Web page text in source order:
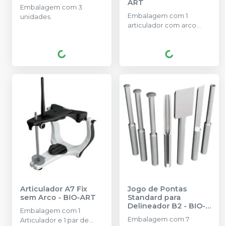
Embalagem com 3
unidades.
ART
Embalagem com 1
articulador com arco
Articulador A7 Fix
sem Arco - BIO-ART
Embalagem com 1
Articulador e 1 par de
Jogo de Pontas
Standard para
Delineador B2 - BIO-
ART
Embalagem com 7